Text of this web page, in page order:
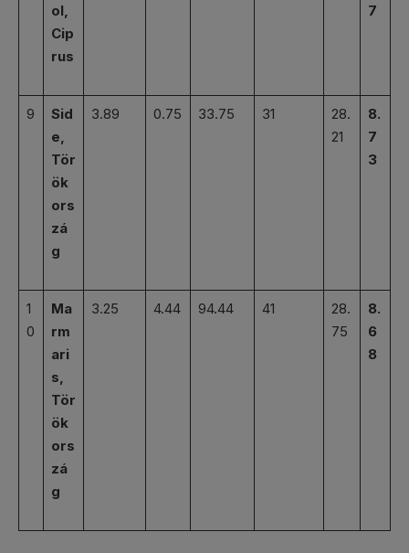
ol,
Cip
rus
7
9
Sid
e,
Tör
ök
ors
zá
g
3.89 0.75 33.75 31
28.
21
8.
7
3
1
0
Ma
rm
ari
s,
Tör
ök
ors
zá
g
3.25 4.44 94.44 41
28.
75
8.
6
8